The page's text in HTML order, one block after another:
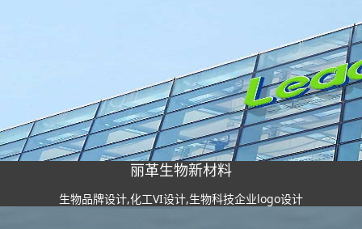
丽革生物新材料
生物品牌设计,化工VI设计,生物科技企业logo设计